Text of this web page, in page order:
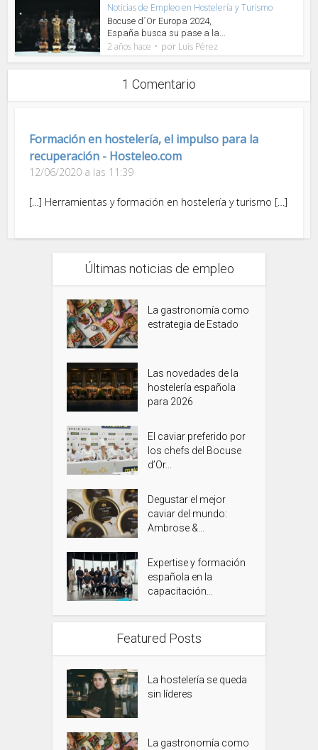
Noticias de Empleo en Hostelería y Turismo
Bocuse d´Or Europa 2024,
España busca su pase a la...
2 años hace por Luis Pérez
1 Comentario
Formación en hostelería, el impulso para la
recuperación - Hosteleo.com
12/06/2020 a las 11:39
[…] Herramientas y formación en hostelería y turismo […]
Últimas noticias de empleo
La gastronomía como
estrategia de Estado
Las novedades de la
hostelería española
para 2026
El caviar preferido por
los chefs del Bocuse
d’Or...
Degustar el mejor
caviar del mundo:
Ambrose &...
Expertise y formación
española en la
capacitación...
Featured Posts
La hostelería se queda
sin líderes
La gastronomía como